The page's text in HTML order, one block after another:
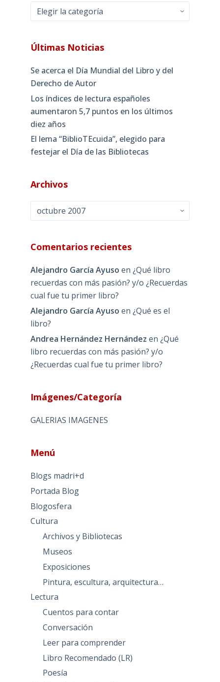
Categorías
Últimas Noticias
Se acerca el Día Mundial del Libro y del
Derecho de Autor
Los índices de lectura españoles
aumentaron 5,7 puntos en los últimos
diez años
El lema “BiblioTEcuida”, elegido para
festejar el Día de las Bibliotecas
Archivos
Archivos
Comentarios recientes
Alejandro García Ayuso en ¿Qué libro
recuerdas con más pasión? y/o ¿Recuerdas
cual fue tu primer libro?
Alejandro García Ayuso en ¿Qué es el
libro?
Andrea Hernández Hernández en ¿Qué
libro recuerdas con más pasión? y/o
¿Recuerdas cual fue tu primer libro?
Imágenes/Categoría
GALERIAS IMAGENES
Menú
Blogs madri+d
Portada Blog
Blogosfera
Cultura
Archivos y Bibliotecas
Museos
Exposiciones
Pintura, escultura, arquitectura…
Lectura
Cuentos para contar
Conversación
Leer para comprender
Libro Recomendado (LR)
Poesía